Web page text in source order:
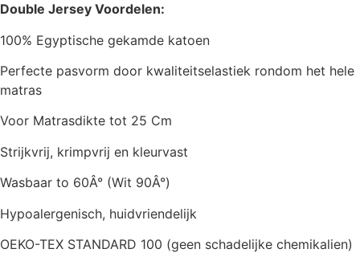
Double Jersey Voordelen:
100% Egyptische gekamde katoen
Perfecte pasvorm door kwaliteitselastiek rondom het hele
matras
Voor Matrasdikte tot 25 Cm
Strijkvrij, krimpvrij en kleurvast
Wasbaar to 60Â° (Wit 90Â°)
Hypoalergenisch, huidvriendelijk
OEKO-TEX STANDARD 100 (geen schadelijke chemikalien)